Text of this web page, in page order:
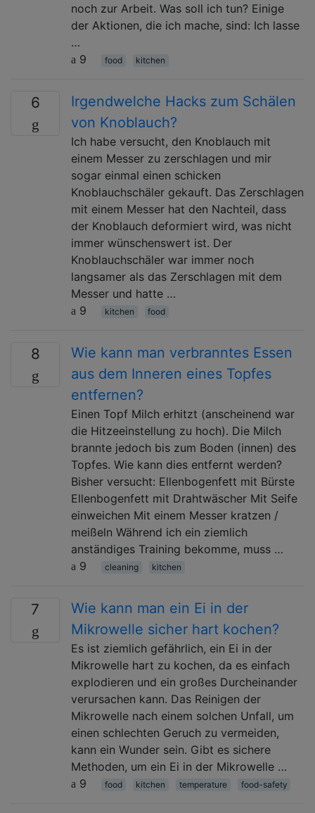
noch zur Arbeit. Was soll ich tun? Einige
der Aktionen, die ich mache, sind: Ich lasse
…
9
food kitchen
6
Irgendwelche Hacks zum Schälen
von Knoblauch?
Ich habe versucht, den Knoblauch mit
einem Messer zu zerschlagen und mir
sogar einmal einen schicken
Knoblauchschäler gekauft. Das Zerschlagen
mit einem Messer hat den Nachteil, dass
der Knoblauch deformiert wird, was nicht
immer wünschenswert ist. Der
Knoblauchschäler war immer noch
langsamer als das Zerschlagen mit dem
Messer und hatte …
9
kitchen food
8
Wie kann man verbranntes Essen
aus dem Inneren eines Topfes
entfernen?
Einen Topf Milch erhitzt (anscheinend war
die Hitzeeinstellung zu hoch). Die Milch
brannte jedoch bis zum Boden (innen) des
Topfes. Wie kann dies entfernt werden?
Bisher versucht: Ellenbogenfett mit Bürste
Ellenbogenfett mit Drahtwäscher Mit Seife
einweichen Mit einem Messer kratzen /
meißeln Während ich ein ziemlich
anständiges Training bekomme, muss …
9
cleaning kitchen
7
Wie kann man ein Ei in der
Mikrowelle sicher hart kochen?
Es ist ziemlich gefährlich, ein Ei in der
Mikrowelle hart zu kochen, da es einfach
explodieren und ein großes Durcheinander
verursachen kann. Das Reinigen der
Mikrowelle nach einem solchen Unfall, um
einen schlechten Geruch zu vermeiden,
kann ein Wunder sein. Gibt es sichere
Methoden, um ein Ei in der Mikrowelle …
9
food kitchen temperature food-safety